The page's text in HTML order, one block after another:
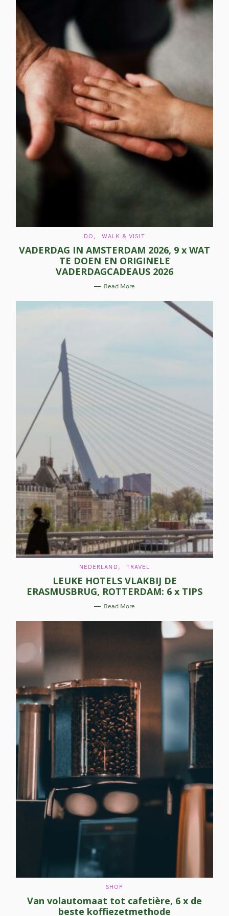
C
T
E
G
O
R
E
DO WALK & VISIT
VADERDAG IN AMSTERDAM 2026, 9 x WAT
TE DOEN EN ORIGINELE
VADERDAGCADEAUS 2026
Read More
C
T
E
G
O
R
I
S
NEDERLAND TRAVEL
LEUKE HOTELS VLAKBIJ DE
ERASMUSBRUG, ROTTERDAM: 6 x TIPS
Read More
C
T
E
G
SHOP
Van volautomaat tot cafetière, 6 x de
beste koffiezetmethode